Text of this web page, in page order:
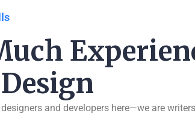
designers and developers here—we are